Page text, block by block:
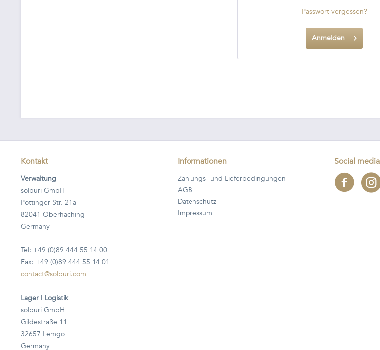
Passwort vergessen?
Anmelden
Kontakt
Verwaltung
solpuri GmbH
Pöttinger Str. 21a
82041 Oberhaching
Germany
Tel: +49 (0)89 444 55 14 00
Fax: +49 (0)89 444 55 14 01
contact@solpuri.com
Lager | Logistik
solpuri GmbH
Gildestraße 11
32657 Lemgo
Germany
Informationen
Zahlungs- und Lieferbedingungen
AGB
Datenschutz
Impressum
Social media